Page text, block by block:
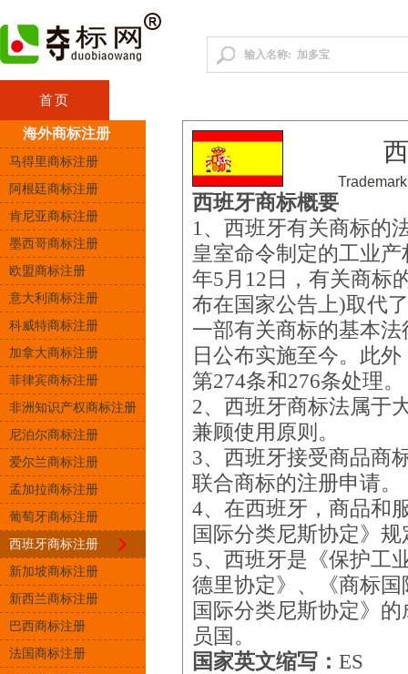
首页
海外商标注册
马得里商标注册
阿根廷商标注册
肯尼亚商标注册
墨西哥商标注册
欧盟商标注册
意大利商标注册
科威特商标注册
加拿大商标注册
菲律宾商标注册
非洲知识产权商标注册
尼泊尔商标注册
爱尔兰商标注册
孟加拉商标注册
葡萄牙商标注册
西班牙商标注册
新加坡商标注册
新西兰商标注册
巴西商标注册
法国商标注册
西班牙商标概要
1、西班牙有关商标的
皇室命令制定的工业
年5月12日，有关商标
布在国家公告上)取代
一部有关商标的基本
日公布实施至今。此
第274条和276条处理。
2、西班牙商标法属于
兼顾使用原则。
3、西班牙接受商品商
联合商标的注册申请。
4、在西班牙，商品和
国际分类尼斯协定》
5、西班牙是《保护工
德里协定》、《商标
国际分类尼斯协定》
员国。
国家英文缩写： ES